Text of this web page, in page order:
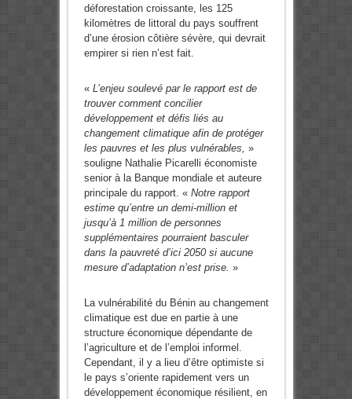
déforestation croissante, les 125
kilomètres de littoral du pays souffrent
d’une érosion côtière sévère, qui devrait
empirer si rien n’est fait.
« L’enjeu soulevé par le rapport est de
trouver comment concilier
développement et défis liés au
changement climatique afin de protéger
les pauvres et les plus vulnérables, »
souligne Nathalie Picarelli économiste
senior à la Banque mondiale et auteure
principale du rapport. « Notre rapport
estime qu’entre un demi-million et
jusqu’à 1 million de personnes
supplémentaires pourraient basculer
dans la pauvreté d’ici 2050 si aucune
mesure d’adaptation n’est prise. »
La vulnérabilité du Bénin au changement
climatique est due en partie à une
structure économique dépendante de
l’agriculture et de l’emploi informel.
Cependant, il y a lieu d’être optimiste si
le pays s’oriente rapidement vers un
développement économique résilient, en